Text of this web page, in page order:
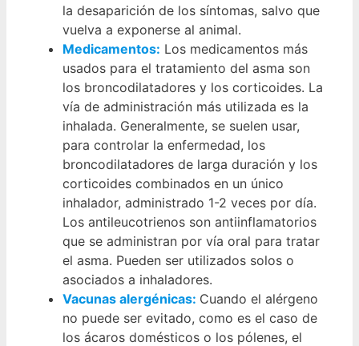
la desaparición de los síntomas, salvo que
vuelva a exponerse al animal.
Medicamentos: Los medicamentos más
usados para el tratamiento del asma son
los broncodilatadores y los corticoides. La
vía de administración más utilizada es la
inhalada. Generalmente, se suelen usar,
para controlar la enfermedad, los
broncodilatadores de larga duración y los
corticoides combinados en un único
inhalador, administrado 1-2 veces por día.
Los antileucotrienos son antiinflamatorios
que se administran por vía oral para tratar
el asma. Pueden ser utilizados solos o
asociados a inhaladores.
Vacunas alergénicas: Cuando el alérgeno
no puede ser evitado, como es el caso de
los ácaros domésticos o los pólenes, el